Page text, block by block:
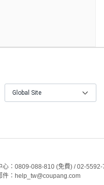
Global Site
心：0809-088-810 (免費) / 02-
件：help_tw@coupang.com